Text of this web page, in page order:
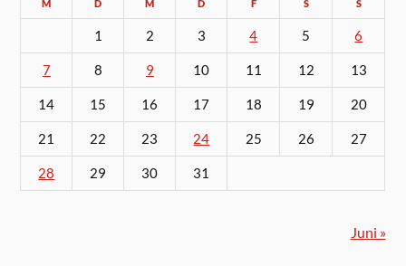
M D M D F S S
1 2 3 4 5 6
7 8 9 10 11 12 13
14 15 16 17 18 19 20
21 22 23 24 25 26 27
28 29 30 31
Juni »